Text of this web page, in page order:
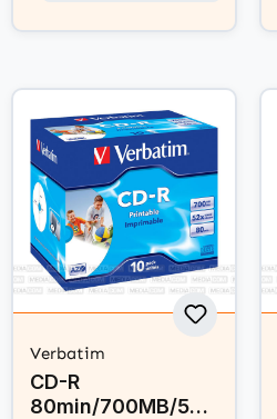
Verbatim
CD-R
80min/700MB/52x